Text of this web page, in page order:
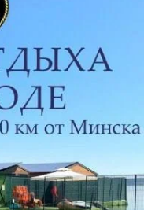
запись